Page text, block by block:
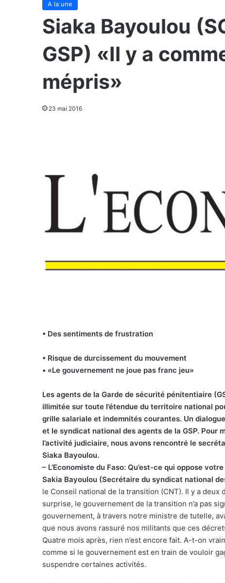
A la une
Siaka Bayoulou
GSP) «Il y a
mépris»
23 mai 2016
• Des sentiments de frustration
• Risque de durcissement du mouvement
• «Le gouvernement ne joue pas franc jeu»
Les agents de la Garde de sécurité pénitentiaire
illimitée sur toute l’étendue du territoire national
grille salariale et indemnités courantes. Un
et le syndicat national des agents de la GSP.
l’activité judiciaire, nous avons rencontré le
Siaka Bayoulou.
– L’Economiste du Faso: Qu’est-ce qui oppose
Sakia Bayoulou (Secrétaire du syndicat national
le Conseil national de la transition (CNT). Il y a
surprise, le gouvernement de la transition n’a pas
gouvernement, à travers notre ministre de tutelle,
que nous avons rassuré nos militants que ces
Quatre mois après, rien n’est encore fait. A-t-on
comme si le gouvernement est en train de vouloir
suspendre certaines activités.